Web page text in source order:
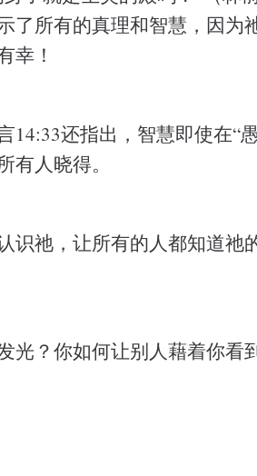
了所有的真理和智慧，因为
幸！
14:33还指出，智慧即使在“
人晓得。
识祂，让所有的人都知道祂
光？你如何让别人藉着你看